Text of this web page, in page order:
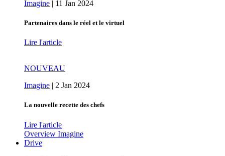
Imagine | 11 Jan 2024
Partenaires dans le réel et le virtuel
Lire l'article
NOUVEAU
Imagine | 2 Jan 2024
La nouvelle recette des chefs
Lire l'article
Overview Imagine
Drive